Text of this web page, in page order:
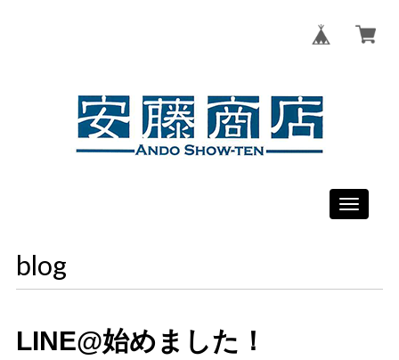
Toggle
blog
LINE@始めました！